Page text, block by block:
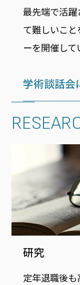
最先端で活
て難しいこ
ーを開催して
学術談話会
研究
定年退職後